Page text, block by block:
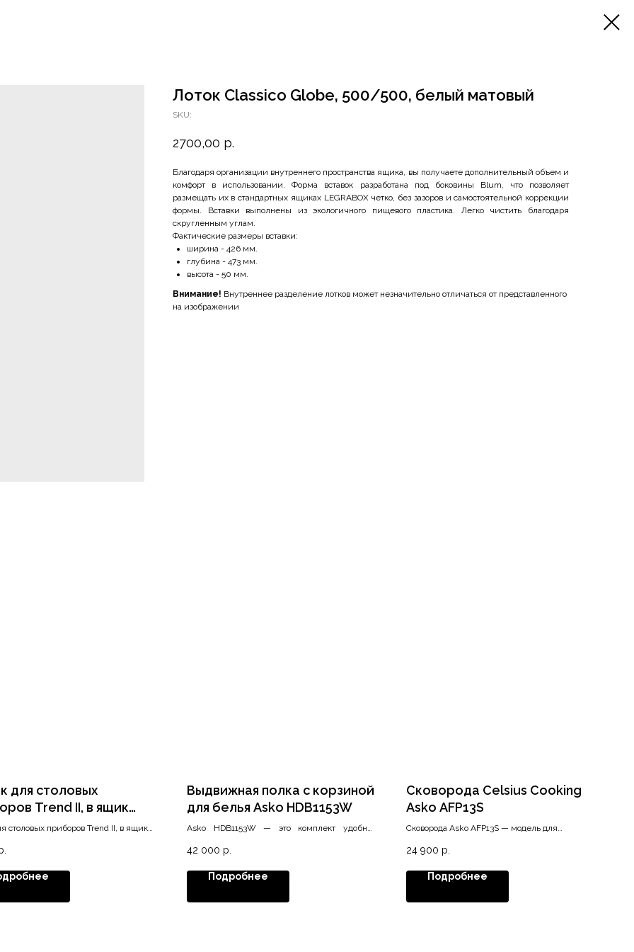
Лоток Classico Globe, 500/500, белый матовый
SKU:
2700,00 р.
Благодаря организации внутреннего пространства ящика, вы получаете дополнительный объем и
комфорт в использовании. Форма вставок разработана под боковины Blum, что позволяет
размещать их в стандартных ящиках LEGRABOX четко, без зазоров и самостоятельной коррекции
формы. Вставки выполнены из экологичного пищевого пластика. Легко чистить благодаря
скругленным углам.
Фактические размеры вставки:
ширина - 426 мм.
глубина - 473 мм.
высота - 50 мм.
Внимание! Внутреннее разделение лотков может незначительно отличаться от представленного
на изображении
для столовых
Trend II, в ящик
серый орион
столовых приборов Trend II, в ящик
Выдвижная полка с корзиной
для белья Asko HDB1153W
Asko HDB1153W — это комплект удобных
выгрузки и сортировки белья, состоящий из
42 000 р.
Подробнее
Сковорода Celsius Cooking
Asko AFP13S
Сковорода Asko AFP13S — модель для
Celsius Cooking.
24 900 р.
Подробнее